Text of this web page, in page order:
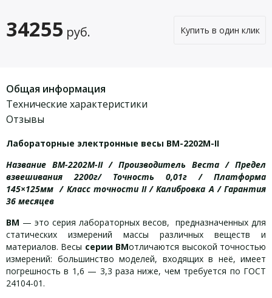
34255 руб. Купить в один клик
Общая информация
Технические характеристики
Отзывы
Лабораторные электронные весы ВМ-2202М-II
Название ВМ-2202М-II / Производитель Веста / Предел
взвешивания 2200г/ Точность 0,01г / Платформа
145×125мм / Класс точности II / Калибровка А / Гарантия
36 месяцев
ВМ — это серия лабораторных весов, предназначенных для
статических измерений массы различных веществ и
материалов. Весы серии ВМотличаются высокой точностью
измерений: большинство моделей, входящих в неё, имеет
погрешность в 1,6 — 3,3 раза ниже, чем требуется по ГОСТ
24104-01.